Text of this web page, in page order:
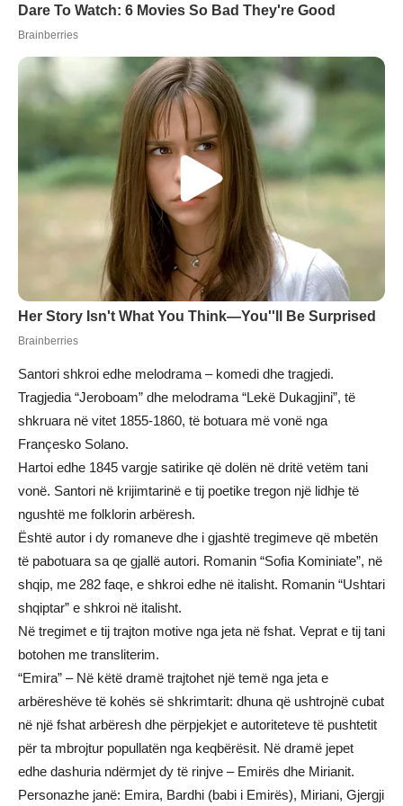
Santori shkroi edhe melodrama – komedi dhe tragjedi.
Tragjedia “Jeroboam” dhe melodrama “Lekë Dukagjini”, të
shkruara në vitet 1855-1860, të botuara më vonë nga
Françesko Solano.
Hartoi edhe 1845 vargje satirike që dolën në dritë vetëm tani
vonë. Santori në krijimtarinë e tij poetike tregon një lidhje të
ngushtë me folklorin arbëresh.
Është autor i dy romaneve dhe i gjashtë tregimeve që mbetën
të pabotuara sa qe gjallë autori. Romanin “Sofia Kominiate”, në
shqip, me 282 faqe, e shkroi edhe në italisht. Romanin “Ushtari
shqiptar” e shkroi në italisht.
Në tregimet e tij trajton motive nga jeta në fshat. Veprat e tij tani
botohen me transliterim.
“Emira” – Në këtë dramë trajtohet një temë nga jeta e
arbëreshëve të kohës së shkrimtarit: dhuna që ushtrojnë cubat
në një fshat arbëresh dhe përpjekjet e autoriteteve të pushtetit
për ta mbrojtur popullatën nga keqbërësit. Në dramë jepet
edhe dashuria ndërmjet dy të rinjve – Emirës dhe Mirianit.
Personazhe janë: Emira, Bardhi (babi i Emirës), Miriani, Gjergji